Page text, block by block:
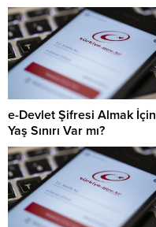
e-Devlet Şifresi Almak İçin
Yaş Sınırı Var mı?